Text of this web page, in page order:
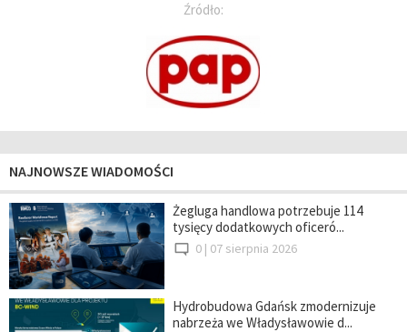
Źródło:
NAJNOWSZE WIADOMOŚCI
Żegluga handlowa potrzebuje 114
tysięcy dodatkowych oficeró...
0 | 07 sierpnia 2026
Hydrobudowa Gdańsk zmodernizuje
nabrzeża we Władysławowie d...